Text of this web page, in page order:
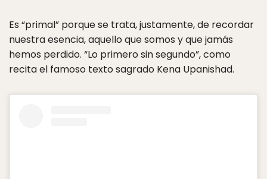
Es “primal” porque se trata, justamente, de recordar
nuestra esencia, aquello que somos y que jamás
hemos perdido. “Lo primero sin segundo”, como
recita el famoso texto sagrado Kena Upanishad.